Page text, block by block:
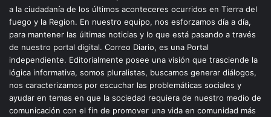
a la ciudadanía de los últimos aconteceres ocurridos en Tierra del
fuego y la Region. En nuestro equipo, nos esforzamos día a día,
para mantener las últimas noticias y lo que está pasando a través
de nuestro portal digital. Correo Diario, es una Portal
independiente. Editorialmente posee una visión que trasciende la
lógica informativa, somos pluralistas, buscamos generar diálogos,
nos caracterizamos por escuchar las problemáticas sociales y
ayudar en temas en que la sociedad requiera de nuestro medio de
comunicación con el fin de promover una vida en comunidad más